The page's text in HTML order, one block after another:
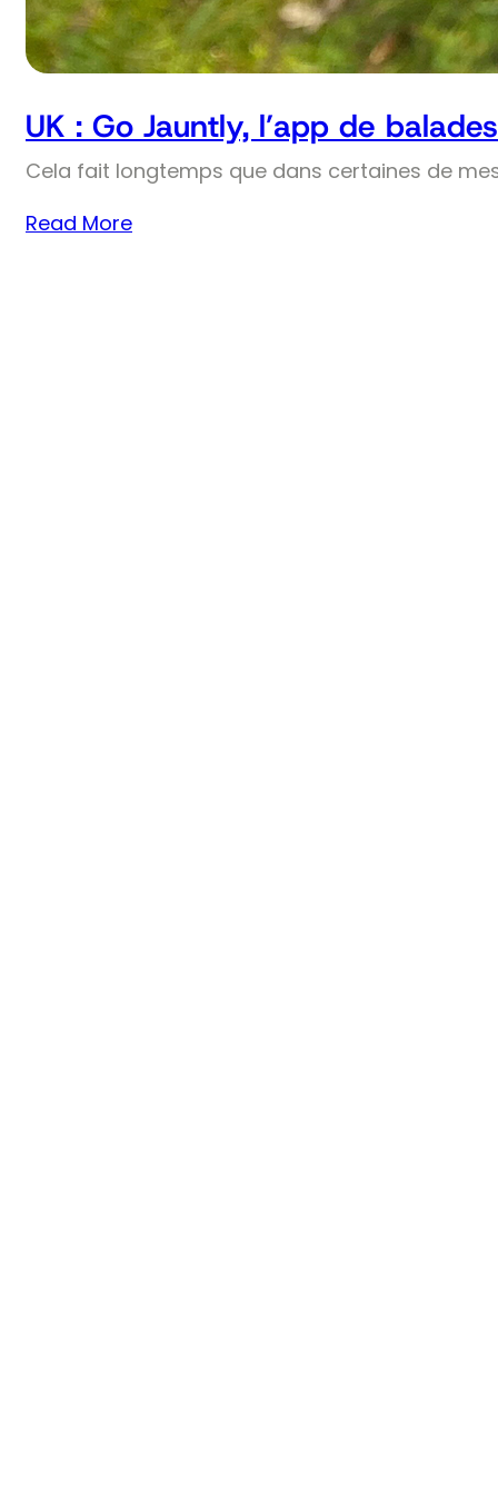
UK : Go Jauntly, l’app de
Cela fait longtemps que dans certaines de
Read More